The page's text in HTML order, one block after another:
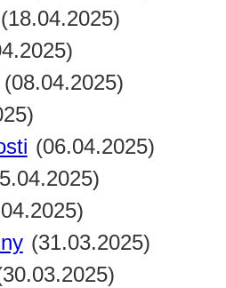
(18.04.2025)
(08.04.2025)
(06.04.2025)
(31.03.2025)